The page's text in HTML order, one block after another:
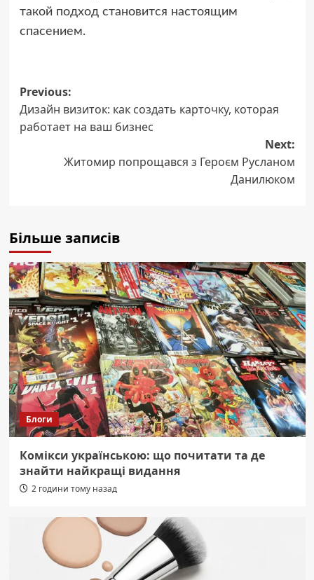
такой подход становится настоящим
спасением.
Post
navigation
Previous:
Дизайн визиток: как создать карточку, которая
работает на ваш бизнес
Next:
Житомир попрощався з Героєм Русланом
Данилюком
Більше записів
Блоги
Комікси українською: що почитати та де
знайти найкращі видання
2 години тому назад